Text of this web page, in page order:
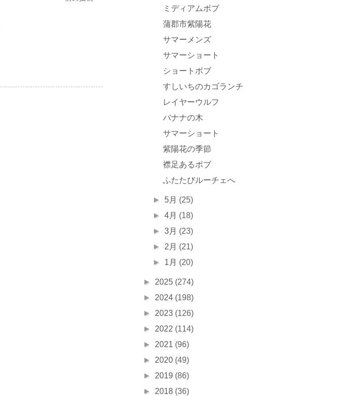
ミディアムボブ
蒲郡市紫陽花
サマーメンズ
サマーショート
ショートボブ
すしいちのカゴランチ
レイヤーウルフ
バナナの木
サマーショート
紫陽花の季節
襟足あるボブ
ふたたびルーチェへ
► 5月 (25)
►4月 (18)
►3月 (23)
► 2月 (21)
► 1月 (20)
► 2025 (274)
► 2024 (198)
► 2023 (126)
► 2022 (114)
► 2021 (96)
► 2020 (49)
► 2019 (86)
► 2018 (36)